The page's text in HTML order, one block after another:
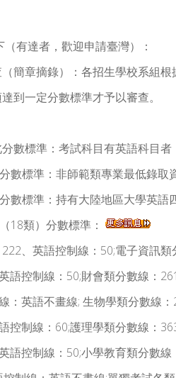
有達者，歡迎申請臺灣）：
簡章摘錄）：各招生學校系組根
到一定分數標準才予以審查。
數標準：考試科目有英語科目者
數標準：非師範類專業最低錄取
數標準：持有大陸地區大學英語
18類）分數標準：
、英語控制線：50;電子資訊
語控制線：50;財會類分數線：
：英語不畫線; 生物學類分數線
控制線：60;護理學類分數線：
語控制線：50;小學教育類分數